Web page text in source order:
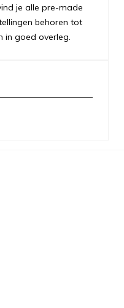
je alle pre-made
behoren tot
in goed overleg.